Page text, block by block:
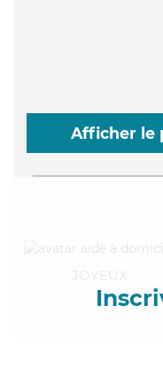
Afficher le
JOYEUX